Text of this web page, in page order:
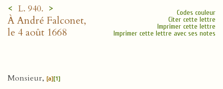
< L. 940. >
À André Falconet,
le 4 août 1668
Codes couleur
Citer cette lettre
Imprimer cette lettre
Imprimer cette lettre avec ses notes
Monsieur, [a][1]